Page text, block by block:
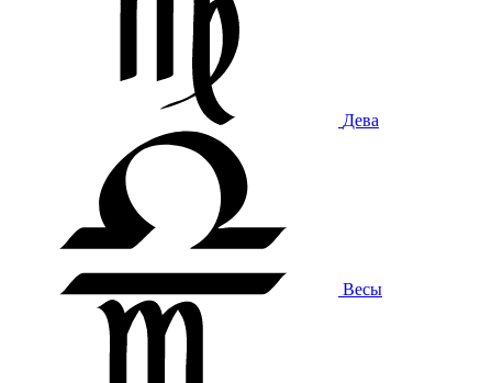
Дева
Весы